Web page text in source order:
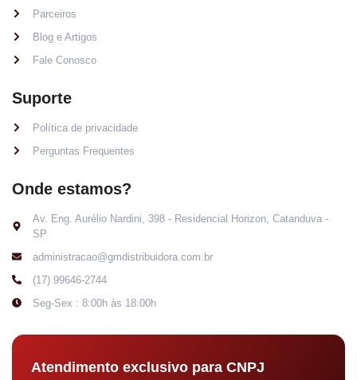
Parceiros
Blog e Artigos
Fale Conosco
Suporte
Política de privacidade
Perguntas Frequentes
Onde estamos?
Av. Eng. Aurélio Nardini, 398 - Residencial Horizon, Catanduva -
SP
administracao@gmdistribuidora.com.br
(17) 99646-2744
Seg-Sex : 8:00h às 18:00h
Atendimento exclusivo para CNPJ